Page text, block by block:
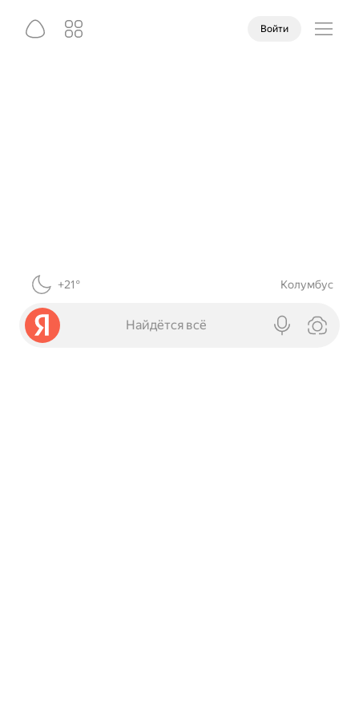
Войти
+21° Колумбус
Найдётся всё